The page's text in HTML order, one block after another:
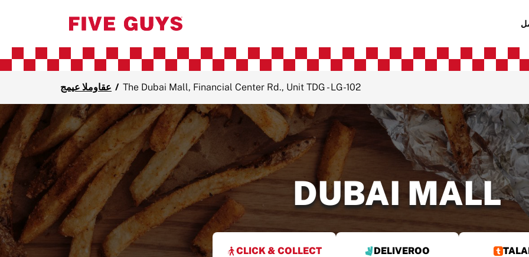
جميع المواقع / The Dubai Mall, Financial Center Rd., Unit TDG - LG-102
DUBAI MALL
CLICK & COLLECT DELIVEROO